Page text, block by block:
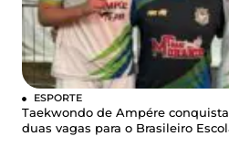
ESPORTE
Taekwondo de Ampére
duas vagas para o Brasileiro